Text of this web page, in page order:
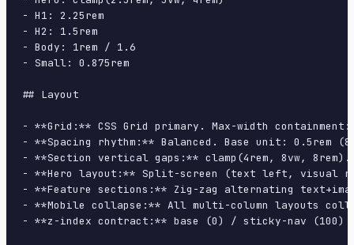
- H1: 2.25rem
- H2: 1.5rem
- Body: 1rem / 1.6
- Small: 0.875rem
## Layout
- **Grid:** CSS Grid primary. Max-width
- **Spacing rhythm:** Balanced. Base unit: 0.5rem
- **Section vertical gaps:** clamp(4rem, 8vw, 8rem).
- **Hero layout:** Split-screen (text left, visual
- **Feature sections:** Zig-zag alternating
- **Mobile collapse:** All multi-column layouts
- **z-index contract:** base (0) / sticky-nav